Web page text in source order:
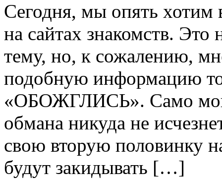
Сегодня, мы опять хотим
на сайтах знакомств. Это
тему, но, к сожалению,
подобную информацию
«ОБОЖГЛИСЬ». Само
обмана никуда не
свою вторую половинку
будут закидывать […]